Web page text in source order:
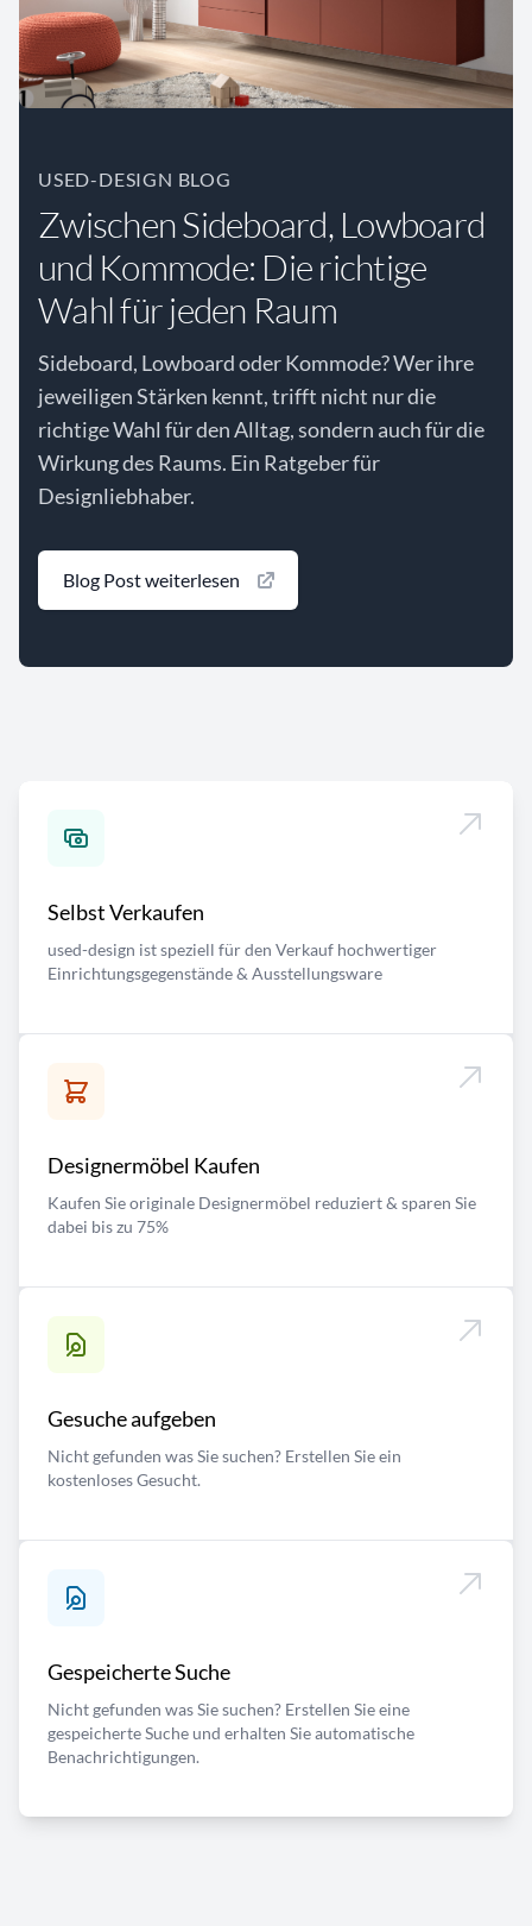
USED-DESIGN BLOG
Zwischen Sideboard, Lowboard
und Kommode: Die richtige
Wahl für jeden Raum
Sideboard, Lowboard oder Kommode? Wer ihre
jeweiligen Stärken kennt, trifft nicht nur die
richtige Wahl für den Alltag, sondern auch für die
Wirkung des Raums. Ein Ratgeber für
Designliebhaber.
Blog Post weiterlesen
Selbst Verkaufen
used-design ist speziell für den Verkauf hochwertiger
Einrichtungsgegenstände & Ausstellungsware
Designermöbel Kaufen
Kaufen Sie originale Designermöbel reduziert & sparen Sie
dabei bis zu 75%
Gesuche aufgeben
Nicht gefunden was Sie suchen? Erstellen Sie ein
kostenloses Gesucht.
Gespeicherte Suche
Nicht gefunden was Sie suchen? Erstellen Sie eine
gespeicherte Suche und erhalten Sie automatische
Benachrichtigungen.